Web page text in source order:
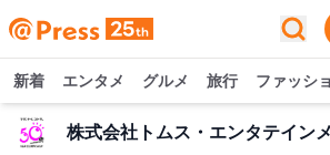
新着 エンタメ グルメ 旅行 ファッシ